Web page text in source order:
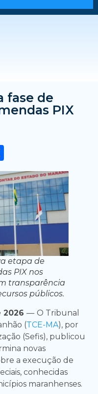
fase de
PIX
etapa de
PIX nos
transparência
públicos.
2026 — O Tribunal
(TCE-MA), por
(Sefis), publicou
novas
a execução de
conhecidas
maranhenses.